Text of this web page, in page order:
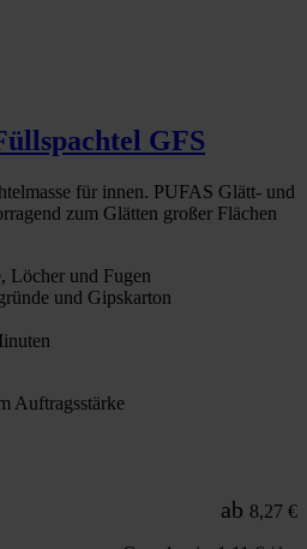
GFS
für innen. PUFAS Glätt- und
zum Glätten großer Flächen
Löcher und Fugen
und Gipskarton
Auftragsstärke
ab 8,27 €